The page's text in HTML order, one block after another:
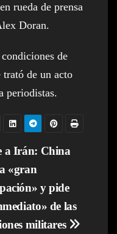
rueda de prensa
Doran.
de
trató de un acto
periodistas.
a Irán: China
«gran
y pide
de las
militares